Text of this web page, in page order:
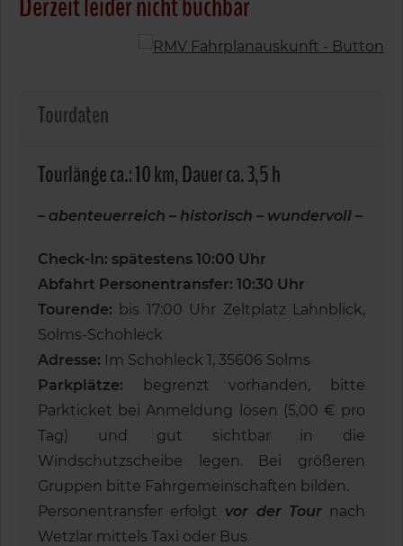
Tourdaten
Tourlänge ca.: 10 km, Dauer ca. 3,5 h
– abenteuerreich – historisch – wundervoll –
Check-In: spätestens 10:00 Uhr
Abfahrt Personentransfer: 10:30 Uhr
Tourende: bis 17:00 Uhr Zeltplatz Lahnblick,
Solms-Schohleck
Adresse: Im Schohleck 1, 35606 Solms
Parkplätze:
begrenzt vorhanden, bitte
Parkticket bei Anmeldung lösen (5,00 € pro
Tag) und gut sichtbar in die
Windschutzscheibe legen. Bei größeren
Gruppen bitte Fahrgemeinschaften bilden.
Personentransfer erfolgt vor der Tournach
Wetzlar mittels Taxi oder Bus